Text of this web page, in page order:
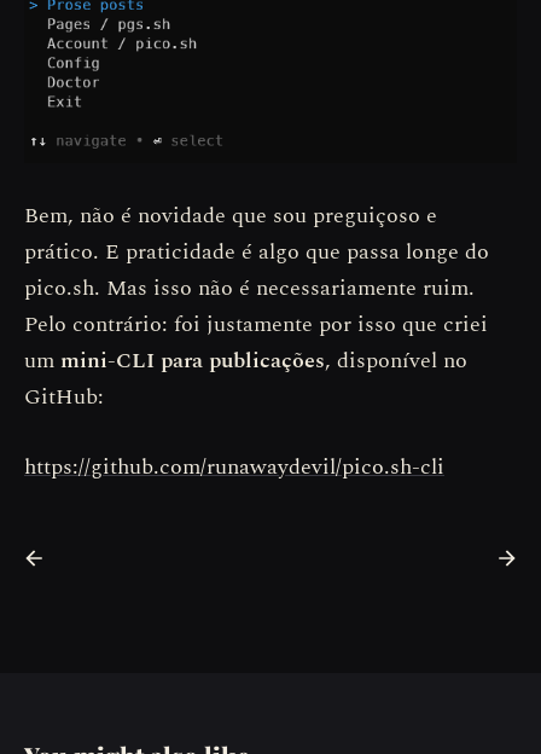
Bem, não é novidade que sou preguiçoso e
prático. E praticidade é algo que passa longe do
pico.sh. Mas isso não é necessariamente ruim.
Pelo contrário: foi justamente por isso que criei
ummini-CLI para publicações, disponível no
GitHub:
https://github.com/runawaydevil/pico.sh-cli